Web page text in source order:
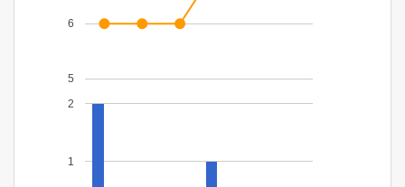
1
2
5
6